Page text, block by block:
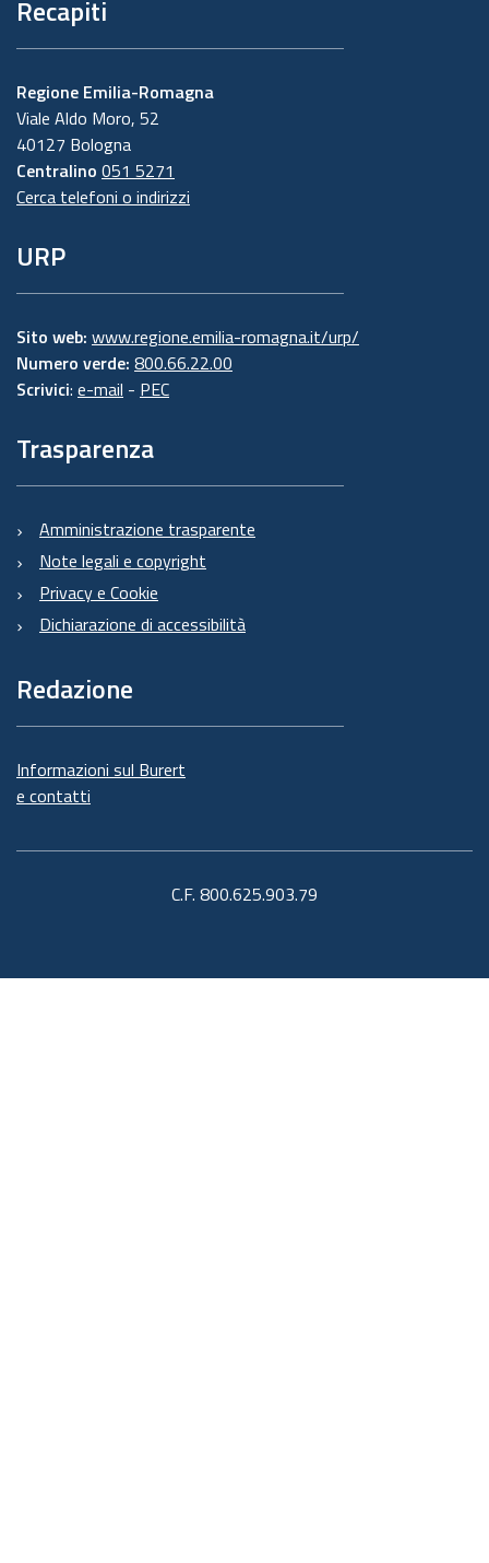
Recapiti
Regione Emilia-Romagna
Viale Aldo Moro, 52
40127 Bologna
Centralino 051 5271
Cerca telefoni o indirizzi
URP
Sito web: www.regione.emilia-romagna.it/urp/
Numero verde: 800.66.22.00
Scrivici: e-mail - PEC
Trasparenza
Amministrazione trasparente
Note legali e copyright
Privacy e Cookie
Dichiarazione di accessibilità
Redazione
Informazioni sul Burert
e contatti
C.F. 800.625.903.79